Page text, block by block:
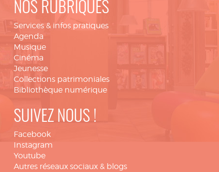
NOS RUBRIQUES
Services & infos pratiques
Agenda
Musique
Cinéma
Jeunesse
Collections patrimoniales
Bibliothèque numérique
SUIVEZ NOUS !
Facebook
Instagram
Youtube
Autres réseaux sociaux & blogs